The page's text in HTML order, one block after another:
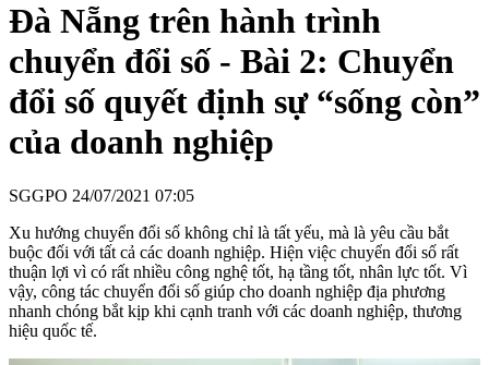
Đà Nẵng trên hành trình
chuyển đổi số - Bài 2: Chuyển
đổi số quyết định sự “sống còn”
của doanh nghiệp
SGGPO 24/07/2021 07:05
Xu hướng chuyển đổi số không chỉ là tất yếu, mà là yêu cầu bắt
buộc đối với tất cả các doanh nghiệp. Hiện việc chuyển đổi số rất
thuận lợi vì có rất nhiều công nghệ tốt, hạ tầng tốt, nhân lực tốt. Vì
vậy, công tác chuyển đổi số giúp cho doanh nghiệp địa phương
nhanh chóng bắt kịp khi cạnh tranh với các doanh nghiệp, thương
hiệu quốc tế.